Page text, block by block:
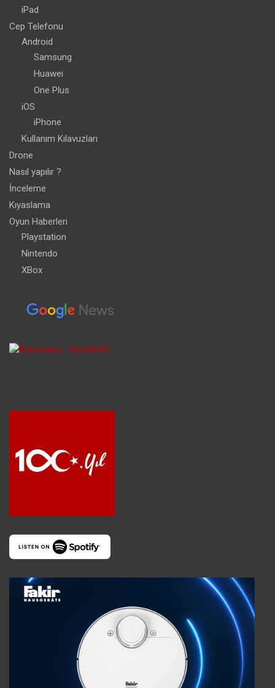
iPad
Cep Telefonu
Android
Samsung
Huawei
One Plus
iOS
iPhone
Kullanım Kılavuzları
Drone
Nasıl yapılır ?
İnceleme
Kıyaslama
Oyun Haberleri
Playstation
Nintendo
XBox